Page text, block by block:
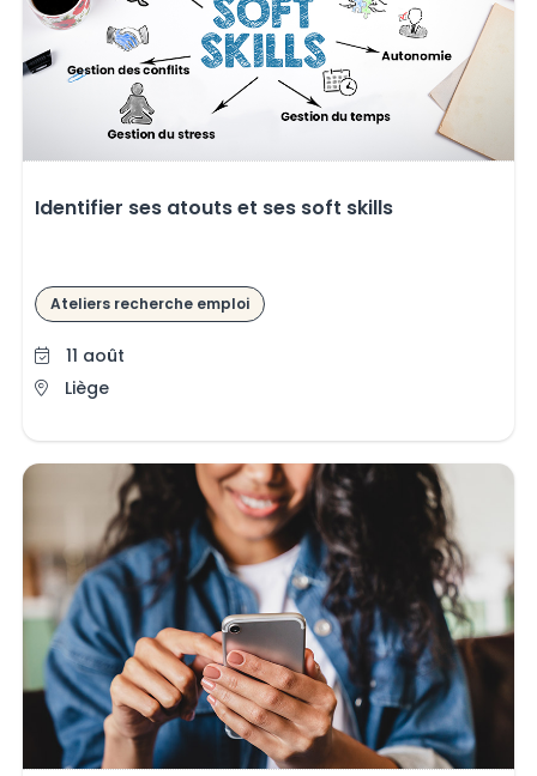
Identifier ses atouts et ses soft skills
Ateliers recherche emploi
11 août
Liège